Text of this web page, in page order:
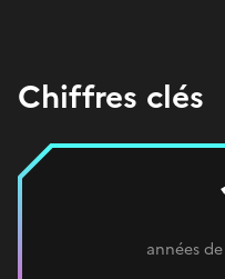
Chiffres clés
années